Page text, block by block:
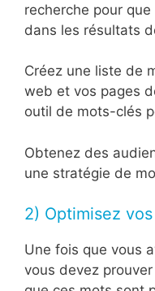
recherche pour
dans les résultats
Créez une liste de
web et vos pages
outil de mots-clés
Obtenez des
une stratégie de
2) Optimisez
Une fois que vous
vous devez